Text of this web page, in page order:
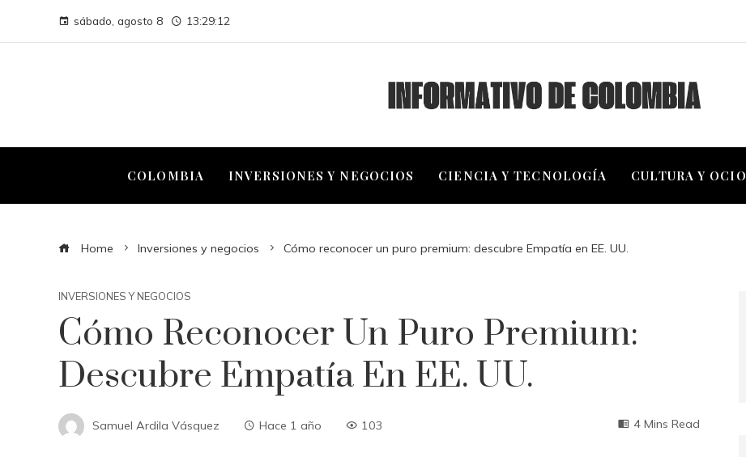
sábado, agosto 8 13:29:14
COLOMBIA INVERSIONES Y NEGOCIOS CIENCIA Y TECNOLOGÍA CULTURA Y OCIO
Home Inversiones y negocios Cómo reconocer un puro premium: descubre Empatía en EE. UU.
INVERSIONES Y NEGOCIOS
Cómo Reconocer Un Puro Premium:
Descubre Empatía En EE. UU.
Samuel Ardila Vásquez Hace 1 año 103 4 Mins Read